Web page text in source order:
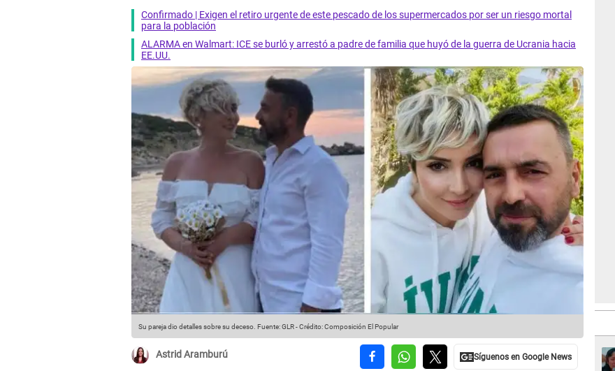
Confirmado | Exigen el retiro urgente de este pescado de los supermercados por ser un riesgo mortal
para la población
ALARMA en Walmart: ICE se burló y arrestó a padre de familia que huyó de la guerra de Ucrania hacia
EE.UU.
Su pareja dio detalles sobre su deceso. Fuente: GLR-Crédito: Composición El Popular
Astrid Aramburú